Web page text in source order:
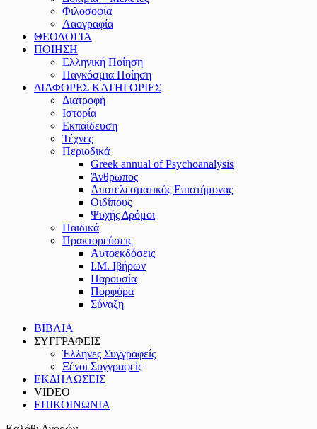
Φιλοσοφία
Λαογραφία
ΘΕΟΛΟΓΙΑ
ΠΟΙΗΣΗ
Ελληνική Ποίηση
Παγκόσμια Ποίηση
ΔΙΑΦΟΡΕΣ ΚΑΤΗΓΟΡΙΕΣ
Διατροφή
Ιστορία
Εκπαίδευση
Τέχνες
Περιοδικά
Greek annual of Psychoanalysis
Άνθρωπος
Αποτελεσματικός Επιστήμονας
Οιδίπους
Ψυχής Δρόμοι
Παιδικά
Πρακτoρεύσεις
Αυτοεκδόσεις
Ι.Μ. Ιβήρων
Παρουσία
Πορφύρα
Σύναξη
ΒΙΒΛΙΑ
ΣΥΓΓΡΑΦΕΙΣ
Έλληνες Συγγραφείς
Ξένοι Συγγραφείς
ΕΚΔΗΛΩΣΕΙΣ
VIDEO
ΕΠΙΚΟΙΝΩΝΙΑ